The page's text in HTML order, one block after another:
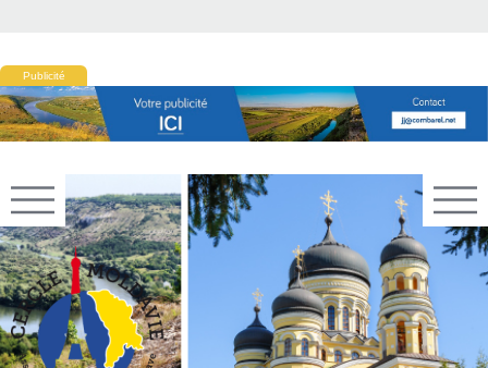
Publicité